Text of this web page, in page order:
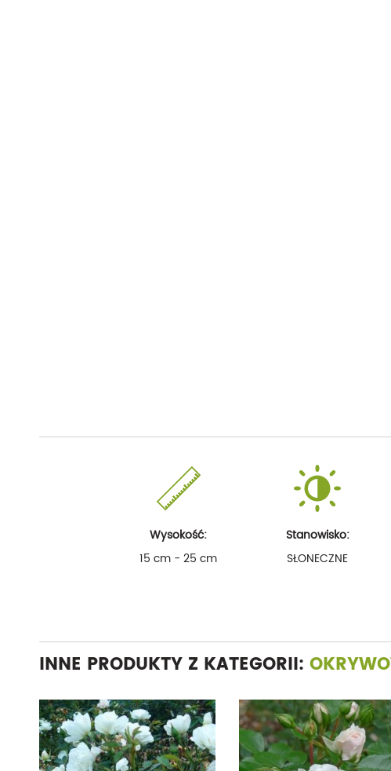
Wysokość:
15 cm - 25 cm
Stanowisko:
SŁONECZNE
INNE PRODUKTY Z KATEGORII: